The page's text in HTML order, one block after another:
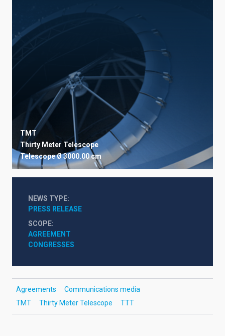
TMT
Thirty Meter Telescope
TelescopeØ 3000.00 cm
NEWS TYPE
PRESS RELEASE
SCOPE
AGREEMENT
CONGRESSES
Agreements
Communications media
TMT
Thirty Meter Telescope TTT